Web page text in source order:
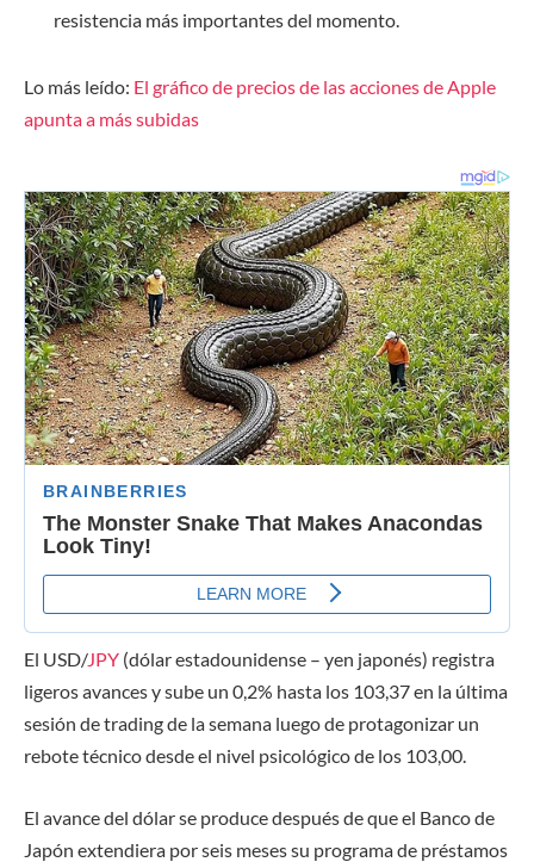
resistencia más importantes del momento.
Lo más leído: El gráfico de precios de las acciones de Apple
apunta a más subidas
El USD/JPY (dólar estadounidense – yen japonés) registra
ligeros avances y sube un 0,2% hasta los 103,37 en la última
sesión de trading de la semana luego de protagonizar un
rebote técnico desde el nivel psicológico de los 103,00.
El avance del dólar se produce después de que el Banco de
Japón extendiera por seis meses su programa de préstamos